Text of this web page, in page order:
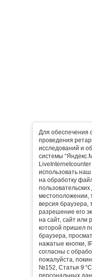
Для обеспечения
проведения
исследований и
системы
использовать
на обработку
местоположении,
версия браузера,
разрешение его
на сайт, сайт или
которой пришел
браузера,
нажатые кнопки,
согласны с
пожалуйста,
№152, Статья 9
персональных